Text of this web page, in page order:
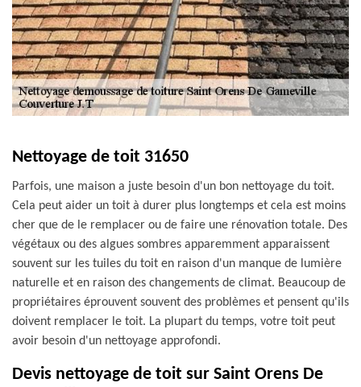
Nettoyage de toit 31650
Parfois, une maison a juste besoin d'un bon nettoyage du toit.
Cela peut aider un toit à durer plus longtemps et cela est moins
cher que de le remplacer ou de faire une rénovation totale. Des
végétaux ou des algues sombres apparemment apparaissent
souvent sur les tuiles du toit en raison d'un manque de lumière
naturelle et en raison des changements de climat. Beaucoup de
propriétaires éprouvent souvent des problèmes et pensent qu'ils
doivent remplacer le toit. La plupart du temps, votre toit peut
avoir besoin d'un nettoyage approfondi.
Devis nettoyage de toit sur Saint Orens De